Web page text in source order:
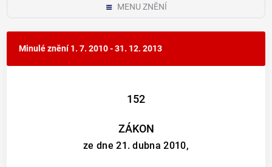
MENU ZNĚNÍ
Minulé znění1. 7. 2010 - 31. 12. 2013
152
ZÁKON
ze dne 21. dubna 2010,